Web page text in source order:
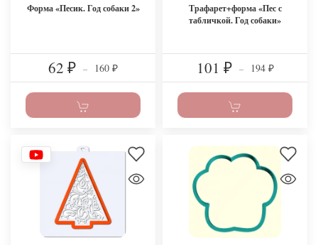
Форма «Песик. Год собаки 2»
62 ₽ – 160 ₽
Трафарет+форма «Пес с
табличкой. Год собаки»
101 ₽ – 194 ₽